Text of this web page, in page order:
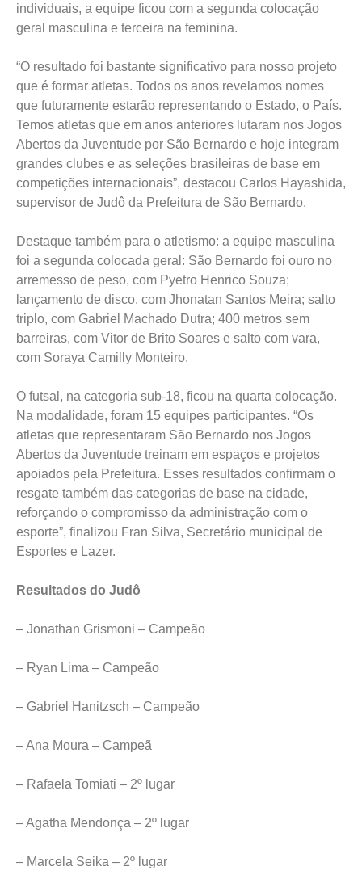
individuais, a equipe ficou com a segunda colocação
geral masculina e terceira na feminina.
“O resultado foi bastante significativo para nosso projeto
que é formar atletas. Todos os anos revelamos nomes
que futuramente estarão representando o Estado, o País.
Temos atletas que em anos anteriores lutaram nos Jogos
Abertos da Juventude por São Bernardo e hoje integram
grandes clubes e as seleções brasileiras de base em
competições internacionais”, destacou Carlos Hayashida,
supervisor de Judô da Prefeitura de São Bernardo.
Destaque também para o atletismo: a equipe masculina
foi a segunda colocada geral: São Bernardo foi ouro no
arremesso de peso, com Pyetro Henrico Souza;
lançamento de disco, com Jhonatan Santos Meira; salto
triplo, com Gabriel Machado Dutra; 400 metros sem
barreiras, com Vitor de Brito Soares e salto com vara,
com Soraya Camilly Monteiro.
O futsal, na categoria sub-18, ficou na quarta colocação.
Na modalidade, foram 15 equipes participantes. “Os
atletas que representaram São Bernardo nos Jogos
Abertos da Juventude treinam em espaços e projetos
apoiados pela Prefeitura. Esses resultados confirmam o
resgate também das categorias de base na cidade,
reforçando o compromisso da administração com o
esporte”, finalizou Fran Silva, Secretário municipal de
Esportes e Lazer.
Resultados do Judô
– Jonathan Grismoni – Campeão
– Ryan Lima – Campeão
– Gabriel Hanitzsch – Campeão
– Ana Moura – Campeã
– Rafaela Tomiati – 2º lugar
– Agatha Mendonça – 2º lugar
– Marcela Seika – 2º lugar